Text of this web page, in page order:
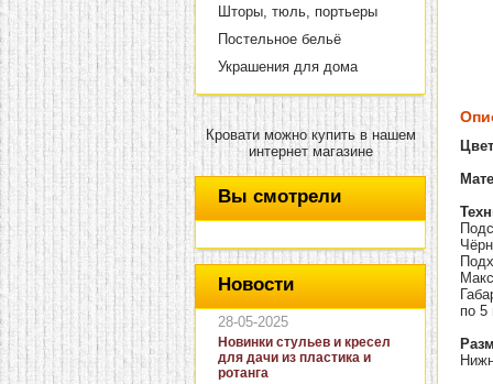
Шторы, тюль, портьеры
Постельное бельё
Украшения для дома
Кровати можно купить в нашем
интернет магазине
Вы смотрели
Новости
28-05-2025
Новинки стульев и кресел
для дачи из пластика и
ротанга
по 5